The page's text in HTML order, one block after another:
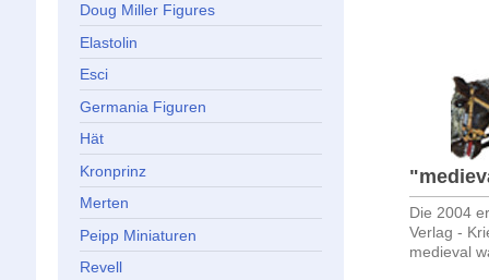
Die 2004
Verlag -
medieval
Doug Miller Figures
Elastolin
Esci
Germania Figuren
Hät
Kronprinz
Merten
Peipp Miniaturen
Revell